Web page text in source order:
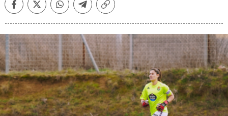
FacebookTwitterWhatsappTelegramCopiar